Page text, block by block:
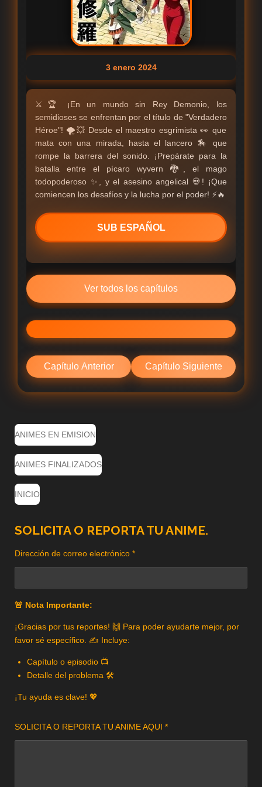
3 enero 2024
⚔️🏆 ¡En un mundo sin Rey Demonio, los
semidioses se enfrentan por el título de "Verdadero
Héroe"! 🌪️💥 Desde el maestro esgrimista 👀 que
mata con una mirada, hasta el lancero 🏇 que
rompe la barrera del sonido. ¡Prepárate para la
batalla entre el pícaro wyvern 🐉, el mago
todopoderoso ✨, y el asesino angelical 💀! ¡Que
comiencen los desafíos y la lucha por el poder! ⚡🔥
SUB ESPAÑOL
Ver todos los capítulos
Capítulo Anterior Capítulo Siguiente
ANIMES EN EMISION
ANIMES FINALIZADOS
INICIO
SOLICITA O REPORTA TU ANIME.
Dirección de correo electrónico *
🚨 Nota Importante:
¡Gracias por tus reportes! 🙌 Para poder ayudarte mejor, por
favor sé específico. ✍️ Incluye:
Capítulo o episodio 📺
Detalle del problema 🛠️
¡Tu ayuda es clave! 💖
SOLICITA O REPORTA TU ANIME AQUI *